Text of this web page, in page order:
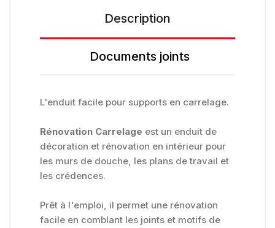
Description
Documents joints
L'enduit facile pour supports en carrelage.
Rénovation Carrelage est un enduit de
décoration et rénovation en intérieur pour
les murs de douche, les plans de travail et
les crédences.
Prêt à l'emploi, il permet une rénovation
facile en comblant les joints et motifs de